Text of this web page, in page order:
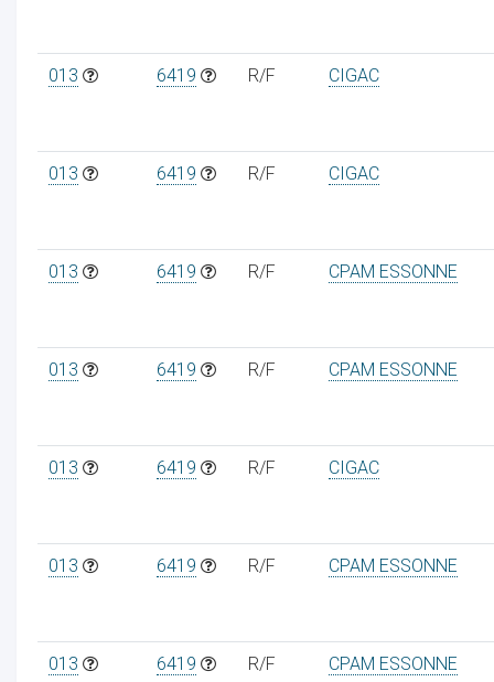
013 6419 R/F CIGAC
013 6419 R/F CIGAC
013 6419 R/F CPAM ESSONNE
013 6419 R/F CPAM ESSONNE
013 6419 R/F CIGAC
013 6419 R/F CPAM ESSONNE
013 6419 R/F CPAM ESSONNE